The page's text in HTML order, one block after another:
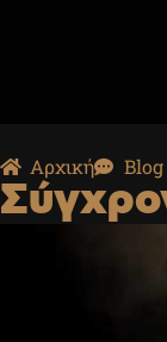
Αρχική Blog